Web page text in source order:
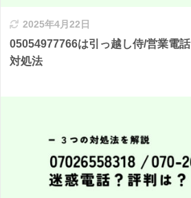
2025年4月22日
05054977766は引っ越し侍/営業電
対処法